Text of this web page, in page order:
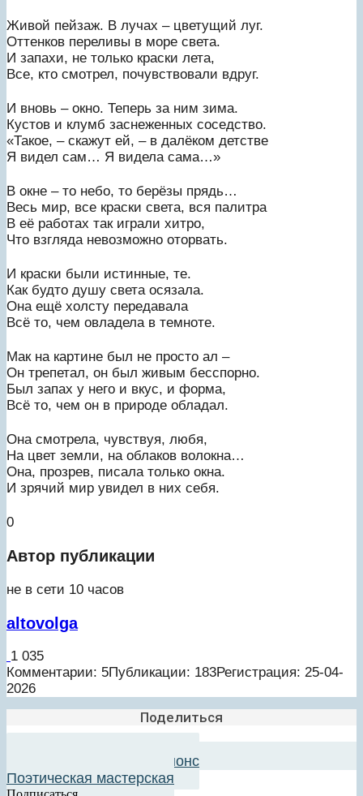
Живой пейзаж. В лучах – цветущий луг.
Оттенков переливы в море света.
И запахи, не только краски лета,
Все, кто смотрел, почувствовали вдруг.
И вновь – окно. Теперь за ним зима.
Кустов и клумб заснеженных соседство.
«Такое, – скажут ей, – в далёком детстве
Я видел сам… Я видела сама…»
В окне – то небо, то берёзы прядь…
Весь мир, все краски света, вся палитра
В её работах так играли хитро,
Что взгляда невозможно оторвать.
И краски были истинные, те.
Как будто душу света осязала.
Она ещё холсту передавала
Всё то, чем овладела в темноте.
Мак на картине был не просто ал –
Он трепетал, он был живым бесспорно.
Был запах у него и вкус, и форма,
Всё то, чем он в природе обладал.
Она смотрела, чувствуя, любя,
На цвет земли, на облаков волокна…
Она, прозрев, писала только окна.
И зрячий мир увидел в них себя.
0
Автор публикации
не в сети 10 часов
altovolga
1 035
Комментарии: 5Публикации: 183Регистрация: 25-04-
2026
Поделиться
Добавить в авторский анонс
Поэтическая мастерская